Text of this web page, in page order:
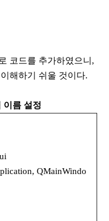
코드를 추가하였으니,
해하기 쉬울 것이다.
이름 설정
QMainWindo